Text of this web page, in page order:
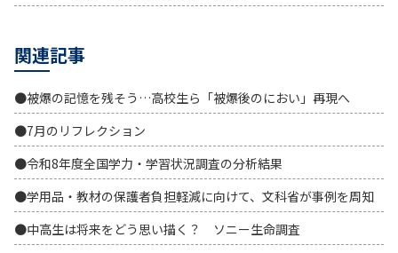
関連記事
●被爆の記憶を残そう…高校生ら「被爆後のにおい」再現へ
●7月のリフレクション
●令和8年度全国学力・学習状況調査の分析結果
●学用品・教材の保護者負担軽減に向けて、文科省が事例を周知
●中高生は将来をどう思い描く？ ソニー生命調査